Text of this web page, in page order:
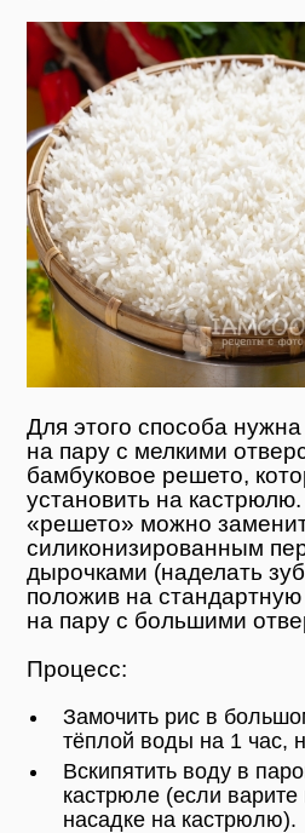
Для этого способа
на пару с мелкими
бамбуковое решето,
установить на
«решето» можно
силиконизированным
дырочками (наделать
положив на стандартную
на пару с большими
Процесс:
Замочить рис в
тёплой воды на 1 час,
Вскипятить воду в
кастрюле (если варите
насадке на кастрюлю).